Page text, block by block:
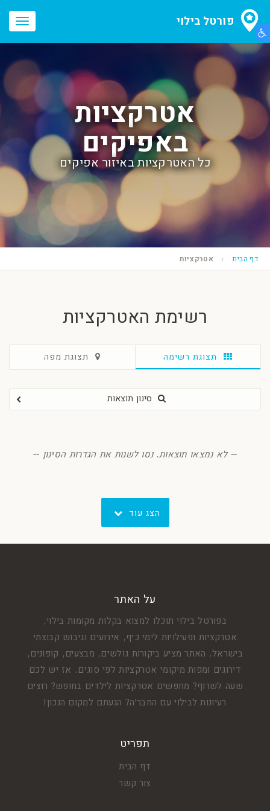
פורטל בילוי
אטרקציות
באפיקים
כל האטרקציות באיזור אפיקים
דף הבית אטרקציות
רשימת האטרקציות
תצוגת רשימה תצוגת מפה
סינון תוצאות
-- לא נמצאו תוצאות. נסו לשנות את הגדרות הסינון --
הצג עוד
על האתר
בפורטל בילוי תוכלו למצוא בקלות מקומות בילוי,
אטרקציות ופעילויות לימי כיף, אירועים וגיבוש קבוצתי
בישראל. האתר מציע ביקורות גולשים, מבצעים, קופונים,
דירוגים ומפות מיקומי אטרקציות לפי סוגים. אז יש לכם
שעה לשרוף? מחפשים אטרקציות לילדים בחופש? רוצים
רעיונות לבילוי עם החבר'ה? הגעתם למקום הנכון!
תפריט
דף הבית
צור קשר
הצג תפריט נגישות